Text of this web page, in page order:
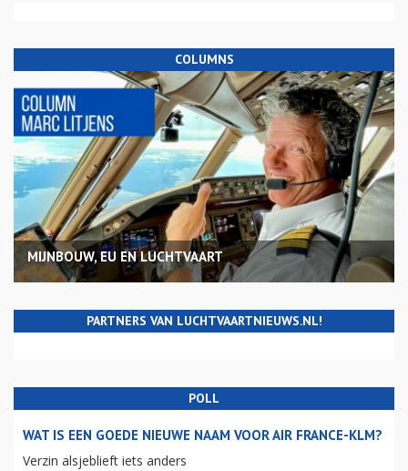
COLUMNS
MIJNBOUW, EU EN LUCHTVAART
PARTNERS VAN LUCHTVAARTNIEUWS.NL!
POLL
WAT IS EEN GOEDE NIEUWE NAAM VOOR AIR FRANCE-KLM?
Verzin alsjeblieft iets anders